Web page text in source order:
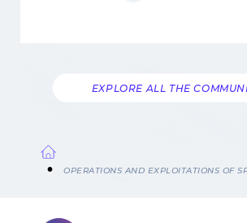
EXPLORE ALL THE
Breadcrumb
OPERATIONS AND EXPLOITATIONS OF